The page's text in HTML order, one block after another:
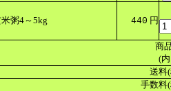
粥4～5kg 440 円
商
(
送料
手数料